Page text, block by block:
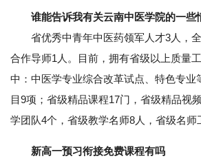
谁能告诉我有关云南中医学院的一些
省优秀中青年中医药领军人才3人，全
合作导师1人。目前，拥有省级以上质量
中：中医学专业综合改革试点、特色专业
目9项；省级精品课程17门，省级精品视
学团队4个，省级教学名师8人，省级名师
新高一预习衔接免费课程有吗